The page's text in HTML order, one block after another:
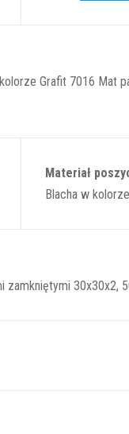
Grafit 7016 Mat
Materiał
Blacha w
30x30x2,